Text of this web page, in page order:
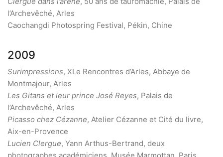
l’Archevêché, Arles
Caochangdi Photospring Festival, Pékin, Chine
2009
Surimpressions, XLe Rencontres d’Arles, Abbaye de
Montmajour, Arles
Les Gitans et leur prince José Reyes, Palais de
l’Archevêché, Arles
Picasso chez Cézanne, Atelier Cézanne et Cité du livre,
Aix-en-Provence
Lucien Clergue, Yann Arthus-Bertrand, deux
photographes académiciens, Musée Marmottan, Paris